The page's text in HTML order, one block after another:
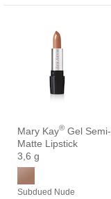
Mary Kay® Gel Semi-
Matte Lipstick
3,6 g
Subdued Nude